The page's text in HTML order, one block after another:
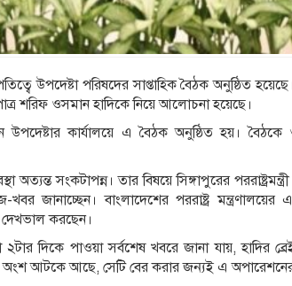
উপদেষ্টা পরিষদের সাপ্তাহিক বৈঠক অনুষ্ঠিত
শরিফ ওসমান হাদিকে নিয়ে আলোচনা হয়েছে।
উপদেষ্টার কার্যালয়ে এ বৈঠক অনুষ্ঠিত হয়।
অত্যন্ত সংকটাপন্ন। তার বিষয়ে সিঙ্গাপুরের
জানাচ্ছেন। বাংলাদেশের পররাষ্ট্র
দেখভাল করছেন।
দিকে পাওয়া সর্বশেষ খবরে জানা যায়, হাদির
অংশ আটকে আছে, সেটি বের করার জন্যই এ অপারেশনের